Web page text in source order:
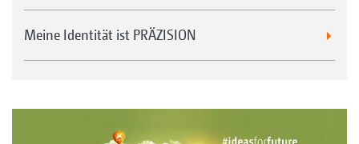
Meine Identität ist PRÄZISION